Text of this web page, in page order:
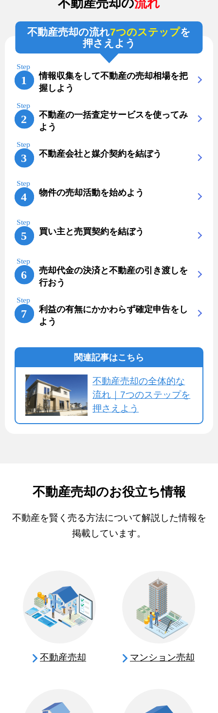
不動産売却の流れ7つのステップを
押さえよう
情報収集をして不動産の売却相場を把
握しよう
不動産の一括査定サービスを使ってみ
よう
不動産会社と媒介契約を結ぼう
物件の売却活動を始めよう
買い主と売買契約を結ぼう
売却代金の決済と不動産の引き渡しを
行おう
利益の有無にかかわらず確定申告をし
よう
関連記事はこちら
不動産売却の全体的な
流れ｜7つのステップを
押さえよう
不動産売却のお役立ち情報
不動産を賢く売る方法について解説した情報を
掲載しています。
不動産売却 マンション売却